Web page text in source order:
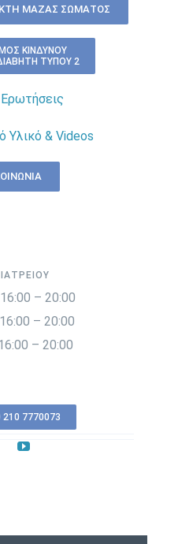
ΜΆΖΑΣ ΣΏΜΑΤΟΣ
ΚΙΝΔΎΝΟΥ
ΤΎΠΟΥ 2
Υλικό & Videos
– 20:00
– 20:00
– 20:00
7770073